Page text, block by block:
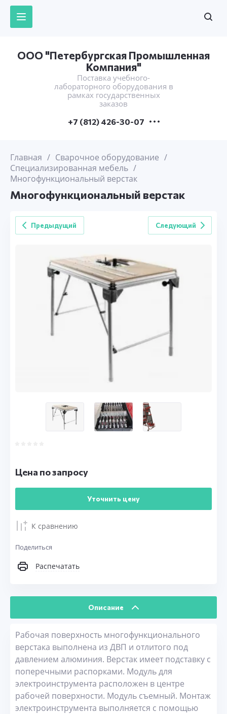
ООО "Петербургская Промышленная
Компания"
Поставка учебного-
лабораторного оборудования в
рамках государственных
заказов
+7 (812) 426-30-07
Главная / Сварочное оборудование /
Специализированная мебель /
Многофункциональный верстак
Многофункциональный верстак
Предыдущий Следующий
Цена по запросу
Уточнить цену
К сравнению
Поделиться
Распечатать
Описание
Рабочая поверхность многофункционального
верстака выполнена из ДВП и отлитого под
давлением алюминия. Верстак имеет подставку с
поперечными распорками. Модуль для
электроинструмента расположен в центре
рабочей поверхности. Модуль съемный. Монтаж
электроинструмента выполняется с помощью